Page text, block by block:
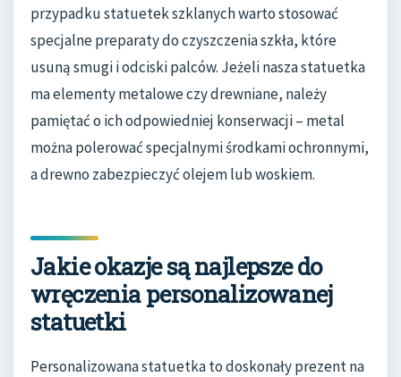
przypadku statuetek szklanych warto stosować
specjalne preparaty do czyszczenia szkła, które
usuną smugi i odciski palców. Jeżeli nasza statuetka
ma elementy metalowe czy drewniane, należy
pamiętać o ich odpowiedniej konserwacji – metal
można polerować specjalnymi środkami ochronnymi,
a drewno zabezpieczyć olejem lub woskiem.
Jakie okazje są najlepsze do
wręczenia personalizowanej
statuetki
Personalizowana statuetka to doskonały prezent na